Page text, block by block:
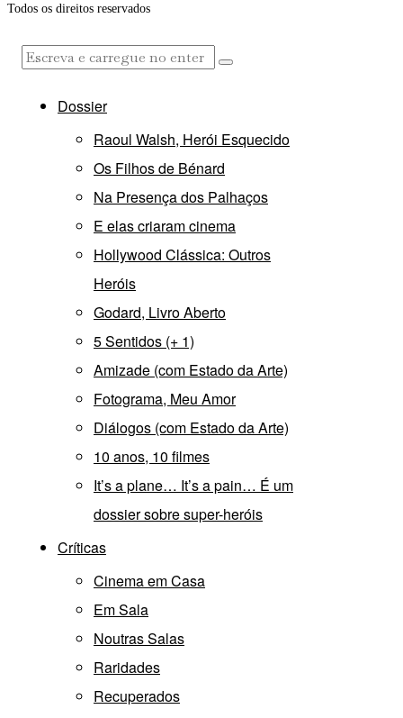
Todos os direitos reservados
Dossier
Raoul Walsh, Herói Esquecido
Os Filhos de Bénard
Na Presença dos Palhaços
E elas criaram cinema
Hollywood Clássica: Outros
Heróis
Godard, Livro Aberto
5 Sentidos (+ 1)
Amizade (com Estado da Arte)
Fotograma, Meu Amor
Diálogos (com Estado da Arte)
10 anos, 10 filmes
It’s a plane… It’s a pain… É um
dossier sobre super-heróis
Críticas
Cinema em Casa
Em Sala
Noutras Salas
Raridades
Recuperados